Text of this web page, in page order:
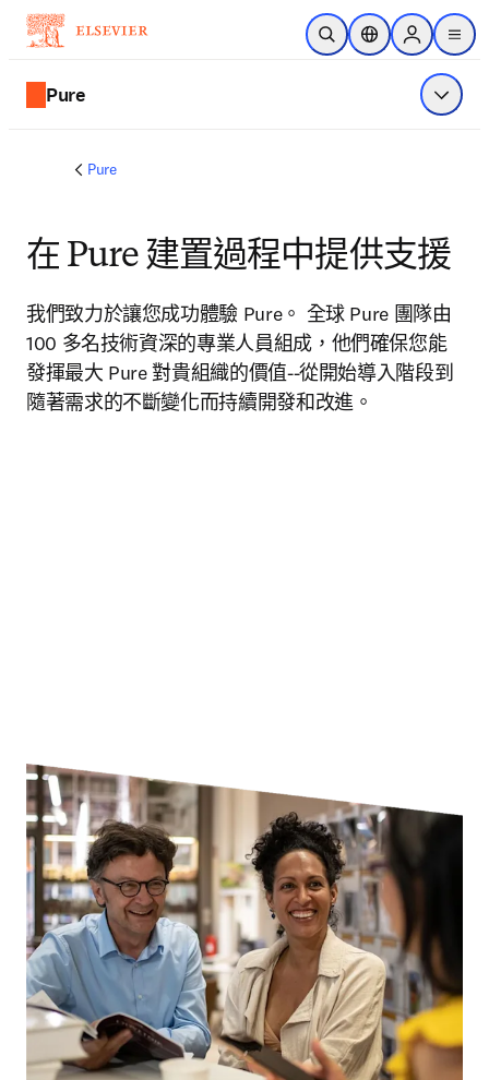
跳到主要內容
公開搜尋位置選擇器Sign in to
menu
Pure 顯示選
Pure
在 Pure 建置過程中提供支援
我們致力於讓您成功體驗 Pure。 全球 Pure 團隊由
100 多名技術資深的專業人員組成，他們確保您能
發揮最大 Pure 對貴組織的價值--從開始導入階段到
隨著需求的不斷變化而持續開發和改進。